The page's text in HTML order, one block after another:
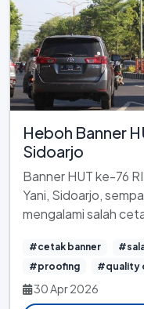
Heboh Banner
Sidoarjo
Banner HUT ke-76
Yani, Sidoarjo,
mengalami salah
#cetak banner
#proofing
#quality
30 Apr 2026